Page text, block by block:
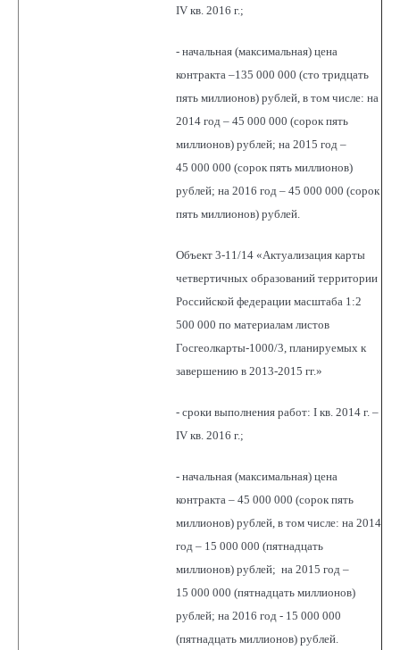
IV кв. 2016 г.;
- начальная (максимальная) цена
контракта –135 000 000 (сто тридцать
пять миллионов) рублей, в том числе: на
2014 год – 45 000 000 (сорок пять
миллионов) рублей; на 2015 год –
45 000 000 (сорок пять миллионов)
рублей; на 2016 год – 45 000 000 (сорок
пять миллионов) рублей.
Объект 3-11/14 «Актуализация карты
четвертичных образований территории
Российской федерации масштаба 1:2
500 000 по материалам листов
Госгеолкарты-1000/3, планируемых к
завершению в 2013-2015 гг.»
- сроки выполнения работ: I кв. 2014 г. –
IV кв. 2016 г.;
- начальная (максимальная) цена
контракта – 45 000 000 (сорок пять
миллионов) рублей, в том числе: на 2014
год – 15 000 000 (пятнадцать
миллионов) рублей; на 2015 год –
15 000 000 (пятнадцать миллионов)
рублей; на 2016 год - 15 000 000
(пятнадцать миллионов) рублей.